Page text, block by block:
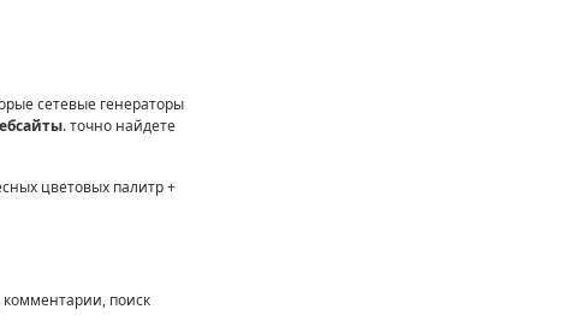
сетевые генераторы
. точно найдете
цветовых палитр +
поиск